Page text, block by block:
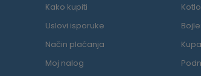
Kako kupiti
Uslovi isporuke
Način plaćanja
Moj nalog